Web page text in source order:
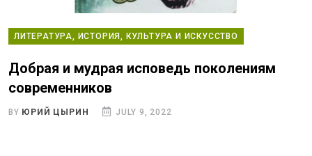
ЛИТЕРАТУРА, ИСТОРИЯ, КУЛЬТУРА И ИСКУССТВО
Добрая и мудрая исповедь поколениям
современников
BY ЮРИЙ ЦЫРИН JULY 9, 2022